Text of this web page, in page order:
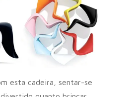
esta cadeira, sentar-se